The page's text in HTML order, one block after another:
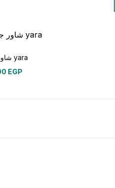
شاور جل yara
EGP